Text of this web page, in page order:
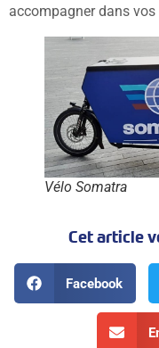
accompagner dans
Vélo Somatra
Cet article
Facebook